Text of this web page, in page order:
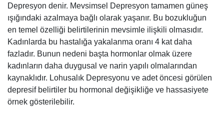
Depresyon denir. Mevsimsel Depresyon tamamen güneş
ışığındaki azalmaya bağlı olarak yaşanır. Bu bozukluğun
en temel özelliği belirtilerinin mevsimle ilişkili olmasıdır.
Kadınlarda bu hastalığa yakalanma oranı 4 kat daha
fazladır. Bunun nedeni başta hormonlar olmak üzere
kadınların daha duygusal ve narin yapılı olmalarından
kaynaklıdır. Lohusalık Depresyonu ve adet öncesi görülen
depresif belirtiler bu hormonal değişikliğe ve hassasiyete
örnek gösterilebilir.